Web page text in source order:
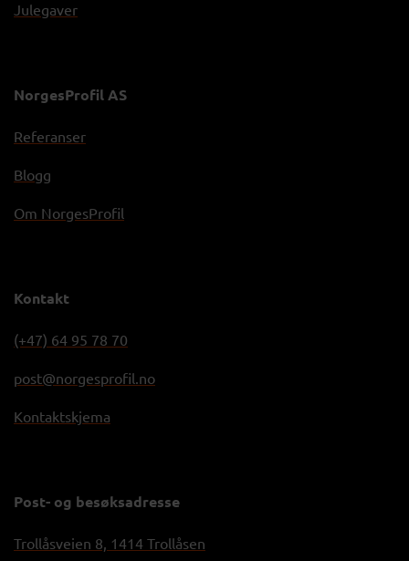
Julegaver
NorgesProfil AS
Referanser
Blogg
Om NorgesProfil
Kontakt
(+47) 64 95 78 70
post@norgesprofil.no
Kontaktskjema
Post- og besøksadresse
Trollåsveien 8, 1414 Trollåsen